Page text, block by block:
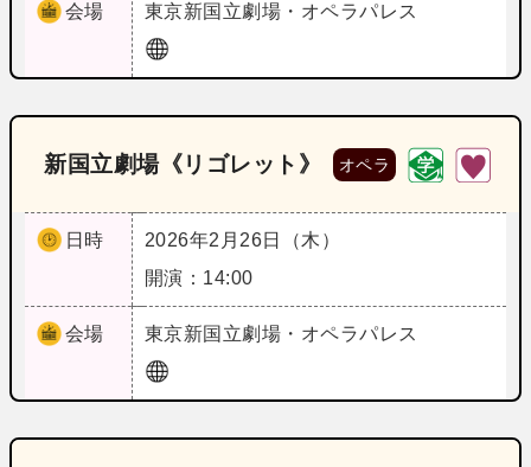
会場 東京新国立劇場・オペラパレス
新国立劇場《リゴレット》 オペラ
日時
2026年2月26日（木）
開演：14:00
会場 東京新国立劇場・オペラパレス